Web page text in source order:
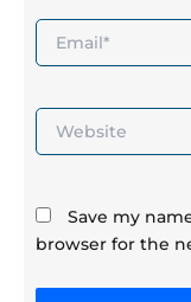
Email*
Website
Save my
browser for the